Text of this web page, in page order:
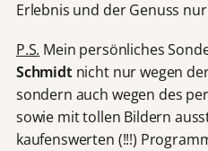
Erlebnis und der Genuss
P.S. Mein persönliches
Schmidtnicht nur wegen
sondern auch wegen des
sowie mit tollen Bildern
kaufenswerten (!!!)